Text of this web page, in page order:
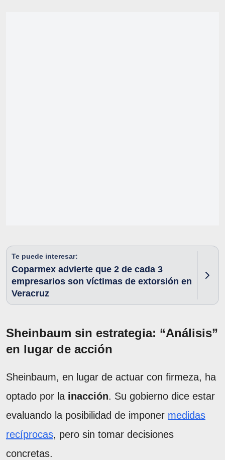
Te puede interesar:
Coparmex advierte que 2 de cada 3
empresarios son víctimas de extorsión en
Veracruz
Sheinbaum sin estrategia: “Análisis”
en lugar de acción
Sheinbaum, en lugar de actuar con firmeza, ha
optado por la inacción. Su gobierno dice estar
evaluando la posibilidad de imponer medidas
recíprocas, pero sin tomar decisiones
concretas.